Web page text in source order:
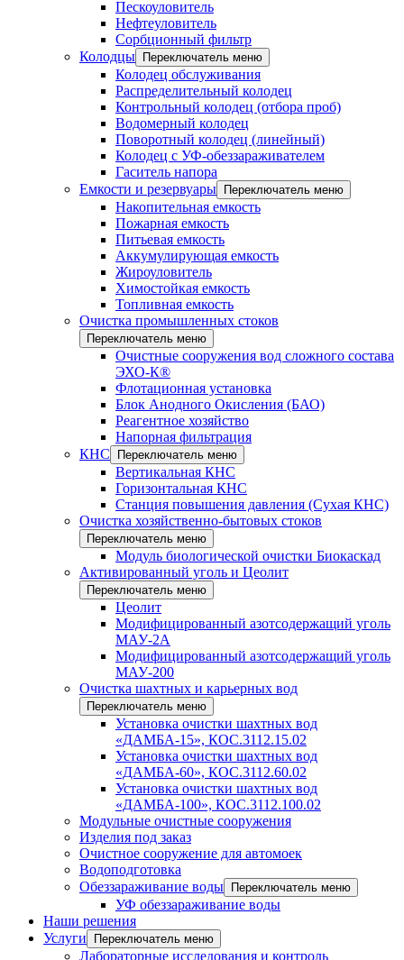
Пескоуловитель
Нефтеуловитель
Сорбционный фильтр
Колодцы
Переключатель меню
Колодец обслуживания
Распределительный колодец
Контрольный колодец (отбора проб)
Водомерный колодец
Поворотный колодец (линейный)
Колодец с УФ-обеззараживателем
Гаситель напора
Емкости и резервуары
Переключатель меню
Накопительная емкость
Пожарная емкость
Питьевая емкость
Аккумулирующая емкость
Жироуловитель
Химостойкая емкость
Топливная емкость
Очистка промышленных стоков
Переключатель меню
Очистные сооружения вод сложного состава
ЭХО-К®
Флотационная установка
Блок Анодного Окисления (БАО)
Реагентное хозяйство
Напорная фильтрация
КНС
Переключатель меню
Вертикальная КНС
Горизонтальная КНС
Станция повышения давления (Сухая КНС)
Очистка хозяйственно-бытовых стоков
Переключатель меню
Модуль биологической очистки Биокаскад
Активированный уголь и Цеолит
Переключатель меню
Цеолит
Модифицированный азотсодержащий уголь
МАУ-2А
Модифицированный азотсодержащий уголь
МАУ-200
Очистка шахтных и карьерных вод
Переключатель меню
Установка очистки шахтных вод
«ДАМБА-15», КОС.3112.15.02
Установка очистки шахтных вод
«ДАМБА-60», КОС.3112.60.02
Установка очистки шахтных вод
«ДАМБА-100», КОС.3112.100.02
Модульные очистные сооружения
Изделия под заказ
Очистное сооружение для автомоек
Водоподготовка
Обеззараживание воды
Переключатель меню
УФ обеззараживание воды
Наши решения
Услуги
Переключатель меню
Лабораторные исследования и контроль